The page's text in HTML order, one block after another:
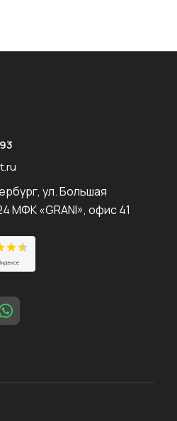
ул. Большая
МФК «GRANI», офис 41